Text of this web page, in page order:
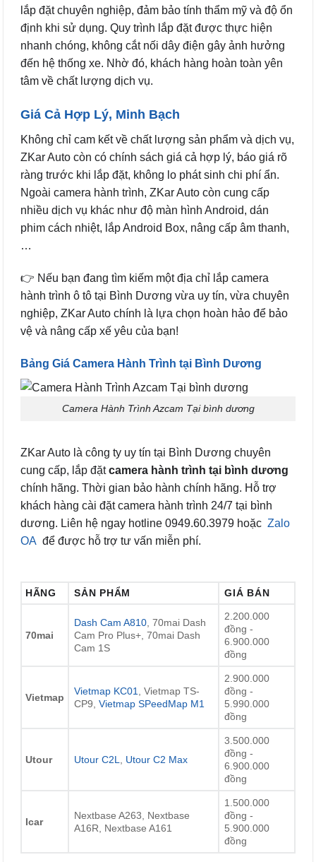
lắp đặt chuyên nghiệp, đảm bảo tính thẩm mỹ và độ ổn
định khi sử dụng. Quy trình lắp đặt được thực hiện
nhanh chóng, không cắt nối dây điện gây ảnh hưởng
đến hệ thống xe. Nhờ đó, khách hàng hoàn toàn yên
tâm về chất lượng dịch vụ.
Giá Cả Hợp Lý, Minh Bạch
Không chỉ cam kết về chất lượng sản phẩm và dịch vụ,
ZKar Auto còn có chính sách giá cả hợp lý, báo giá rõ
ràng trước khi lắp đặt, không lo phát sinh chi phí ẩn.
Ngoài camera hành trình, ZKar Auto còn cung cấp
nhiều dịch vụ khác như độ màn hình Android, dán
phim cách nhiệt, lắp Android Box, nâng cấp âm thanh,
…
👉 Nếu bạn đang tìm kiếm một địa chỉ lắp camera
hành trình ô tô tại Bình Dương vừa uy tín, vừa chuyên
nghiệp, ZKar Auto chính là lựa chọn hoàn hảo để bảo
vệ và nâng cấp xế yêu của bạn!
Bảng Giá Camera Hành Trình tại Bình Dương
Camera Hành Trình Azcam Tại bình dương
ZKar Auto là công ty uy tín tại Bình Dương chuyên
cung cấp, lắp đặtcamera hành trình tại bình dương
chính hãng. Thời gian bảo hành chính hãng. Hỗ trợ
khách hàng cài đặt camera hành trình 24/7 tại bình
dương. Liên hệ ngay hotline 0949.60.3979 hoặc Zalo
OA để được hỗ trợ tư vấn miễn phí.
HÃNG SẢN PHẨM GIÁ BÁN
70mai
Dash Cam A810, 70mai Dash
Cam Pro Plus+, 70mai Dash
Cam 1S
2.200.000
đồng -
6.900.000
đồng
Vietmap
Vietmap KC01, Vietmap TS-
CP9,Vietmap SPeedMap M1
2.900.000
đồng -
5.990.000
đồng
Utour Utour C2L, Utour C2 Max
3.500.000
đồng -
6.900.000
đồng
Icar
Nextbase A263, Nextbase
A16R, Nextbase A161
1.500.000
đồng -
5.900.000
đồng